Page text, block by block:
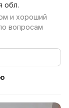
обл.
и хороший
вопросам